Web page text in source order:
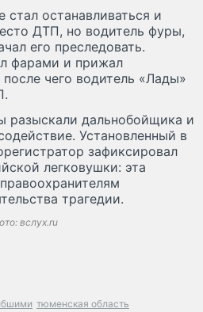
стал останавливаться и
ДТП, но водитель фуры,
его преследовать.
фарами и прижал
чего водитель «Лады»
разыскали дальнобойщика и
Установленный в
зафиксировал
легковушки: эта
трагедии.
вслух.ru
тюменская область